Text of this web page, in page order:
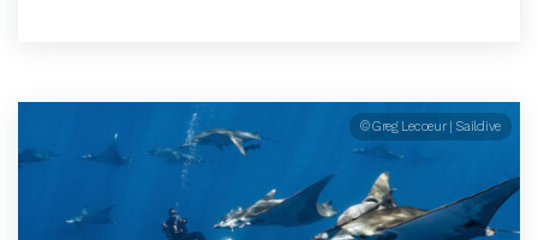
© Greg Lecoeur | Saildive